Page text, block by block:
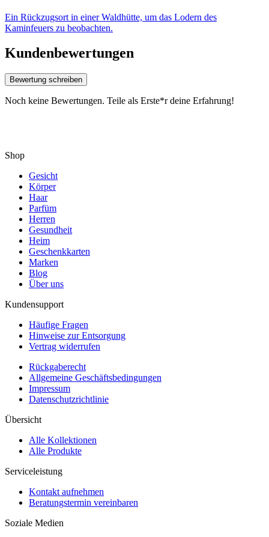
Ein Rückzugsort in einer Waldhütte, um das Lodern des
Kaminfeuers zu beobachten.
Kundenbewertungen
Bewertung schreiben
Noch keine Bewertungen. Teile als Erste*r deine Erfahrung!
Shop
Gesicht
Körper
Haar
Parfüm
Herren
Gesundheit
Heim
Geschenkkarten
Marken
Blog
Über uns
Kundensupport
Häufige Fragen
Hinweise zur Entsorgung
Vertrag widerrufen
Rückgaberecht
Allgemeine Geschäftsbedingungen
Impressum
Datenschutzrichtlinie
Übersicht
Alle Kollektionen
Alle Produkte
Serviceleistung
Kontakt aufnehmen
Beratungstermin vereinbaren
Soziale Medien